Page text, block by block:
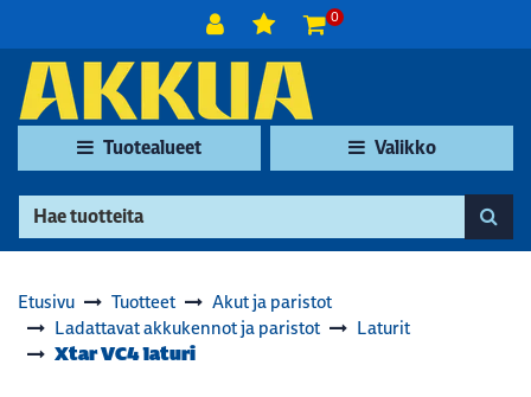
0
Tuotealueet Valikko
Etusivu Tuotteet
Akut ja paristot
Ladattavat akkukennot ja paristot
Laturit
Xtar VC4 laturi